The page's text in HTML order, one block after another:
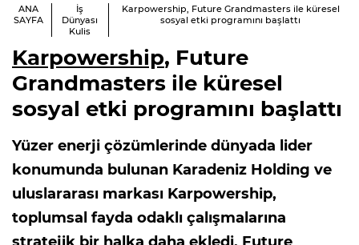
ANA
SAYFA
İş
Dünyası
Kulis
Karpowership, Future Grandmasters ile küresel
sosyal etki programını başlattı
Karpowership, Future
Grandmasters ile küresel
sosyal etki programını başlattı
Yüzer enerji çözümlerinde dünyada lider
konumunda bulunan Karadeniz Holding ve
uluslararası markası Karpowership,
toplumsal fayda odaklı çalışmalarına